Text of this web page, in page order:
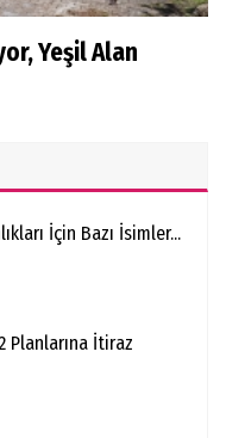
Yeşil Alan
İçin Bazı İsimler...
Planlarına İtiraz